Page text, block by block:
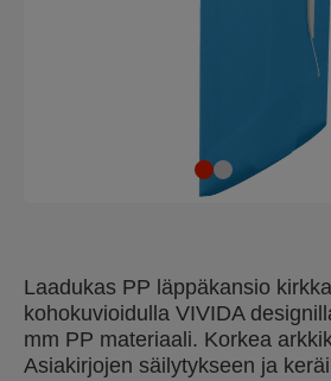
Laadukas PP läppäkansio
kohokuvioidulla VIVIDA
mm PP materiaali. Korkea
Asiakirjojen säilytykseen ja